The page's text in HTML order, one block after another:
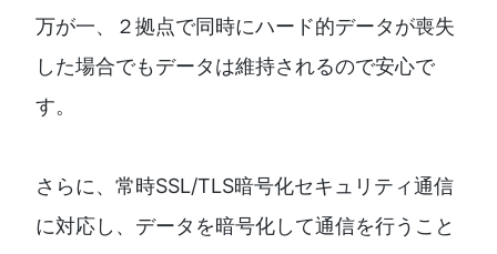
万が一、２拠点で同時にハード的データが喪失
した場合でもデータは維持されるので安心で
す。
さらに、常時SSL/TLS暗号化セキュリティ通信
に対応し、データを暗号化して通信を行うこと